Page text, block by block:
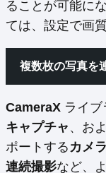
ることが可能に
ては、設定で画
複数枚の写真を
CameraX ライブ
キャプチャ 、お
ポートする カメラ
連続撮影など、